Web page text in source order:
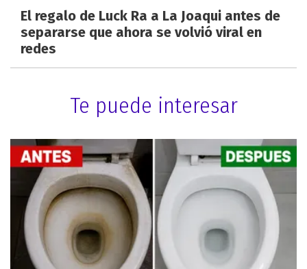
El regalo de Luck Ra a La Joaqui antes de
separarse que ahora se volvió viral en
redes
Te puede interesar